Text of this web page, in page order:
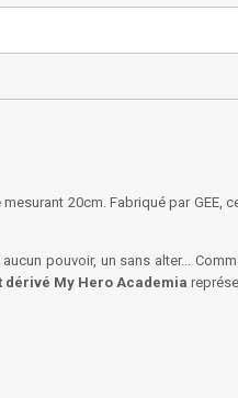
20cm. Fabriqué par GEE,
pouvoir, un sans alter...
dérivé My Hero Academia